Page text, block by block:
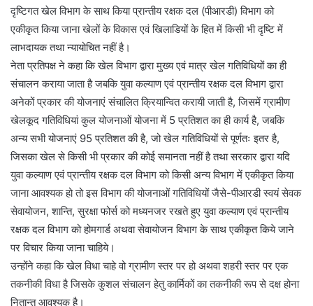
दृष्टिगत खेल विभाग के साथ किया प्रान्तीय रक्षक दल (पीआरडी) विभाग को
एकीकृत किया जाना खेलों के विकास एवं खिलाडियों के हित में किसी भी दृष्टि में
लाभदायक तथा न्यायोचित नहीं है।
नेता प्रतिपक्ष ने कहा कि खेल विभाग द्वारा मुख्य एवं मात्र खेल गतिविधियों का ही
संचालन कराया जाता है जबकि युवा कल्याण एवं प्रान्तीय रक्षक दल विभाग द्वारा
अनेकों प्रकार की योजनाएं संचालित क्रियान्वित करायी जाती है, जिसमें ग्रामीण
खेलकूद गतिविधियां कुल योजनाओं योजना में 5 प्रतिशत का ही कार्य है, जबकि
अन्य सभी योजनाएं 95 प्रतिशत की है, जो खेल गतिविधियों से पूर्णतः इतर है,
जिसका खेल से किसी भी प्रकार की कोई समानता नहीं है तथा सरकार द्वारा यदि
युवा कल्याण एवं प्रान्तीय रक्षक दल विभाग को किसी अन्य विभाग में एकीकृत किया
जाना आवश्यक हो तो इस विभाग की योजनाओं गतिविधियों जैसे-पीआरडी स्वयं सेवक
सेवायोजन, शान्ति, सुरक्षा फोर्स को मध्यनजर रखते हुए युवा कल्याण एवं प्रान्तीय
रक्षक दल विभाग को होमगार्ड अथवा सेवायोजन विभाग के साथ एकीकृत किये जाने
पर विचार किया जाना चाहिये।
उन्होंने कहा कि खेल विधा चाहे वो ग्रामीण स्तर पर हो अथवा शहरी स्तर पर एक
तकनीकी विधा है जिसके कुशल संचालन हेतु कार्मिकों का तकनीकी रूप से दक्ष होना
नितान्त आवश्यक है।